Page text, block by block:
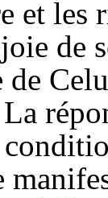
et les
de
de